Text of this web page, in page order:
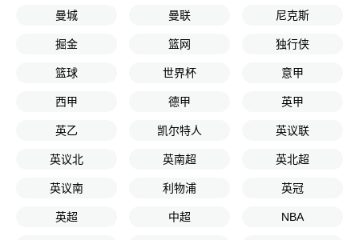
曼城 曼联 尼克斯
掘金 篮网 独行侠
篮球 世界杯 意甲
西甲 德甲 英甲
英乙 凯尔特人 英议联
英议北 英南超 英北超
英议南 利物浦 英冠
英超 中超 NBA